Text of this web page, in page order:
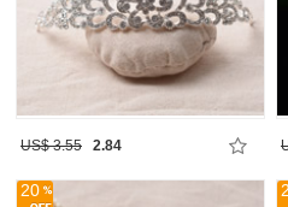
US$ 3.55 2.84
20